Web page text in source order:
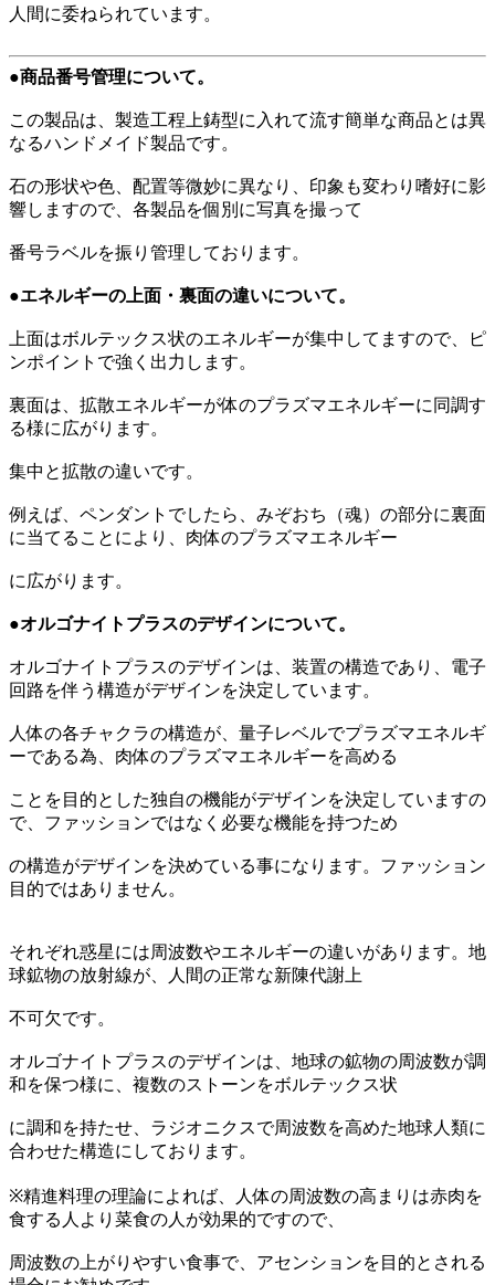
人間に委ねられています。
●商品番号管理について。
この製品は、製造工程上鋳型に入れて流す簡単な商品とは異
なるハンドメイド製品です。
石の形状や色、配置等微妙に異なり、印象も変わり嗜好に影
響しますので、各製品を個別に写真を撮って
番号ラベルを振り管理しております。
●エネルギーの上面・裏面の違いについて。
上面はボルテックス状のエネルギーが集中してますので、ピ
ンポイントで強く出力します。
裏面は、拡散エネルギーが体のプラズマエネルギーに同調す
る様に広がります。
集中と拡散の違いです。
例えば、ペンダントでしたら、みぞおち（魂）の部分に裏面
に当てることにより、肉体のプラズマエネルギー
に広がります。
●オルゴナイトプラスのデザインについて。
オルゴナイトプラスのデザインは、装置の構造であり、電子
回路を伴う構造がデザインを決定しています。
人体の各チャクラの構造が、量子レベルでプラズマエネルギ
ーである為、肉体のプラズマエネルギーを高める
ことを目的とした独自の機能がデザインを決定していますの
で、ファッションではなく必要な機能を持つため
の構造がデザインを決めている事になります。ファッション
目的ではありません。
それぞれ惑星には周波数やエネルギーの違いがあります。地
球鉱物の放射線が、人間の正常な新陳代謝上
不可欠です。
オルゴナイトプラスのデザインは、地球の鉱物の周波数が調
和を保つ様に、複数のストーンをボルテックス状
に調和を持たせ、ラジオニクスで周波数を高めた地球人類に
合わせた構造にしております。
※精進料理の理論によれば、人体の周波数の高まりは赤肉を
食する人より菜食の人が効果的ですので、
周波数の上がりやすい食事で、アセンションを目的とされる